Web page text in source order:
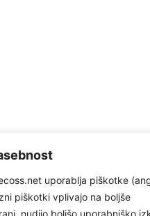
uporablja piškotke
piškotki vplivajo na boljše
nudijo boljšo uporabniško